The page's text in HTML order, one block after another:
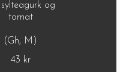
sylteagurk og
tomat
(Gh, M)
43 kr